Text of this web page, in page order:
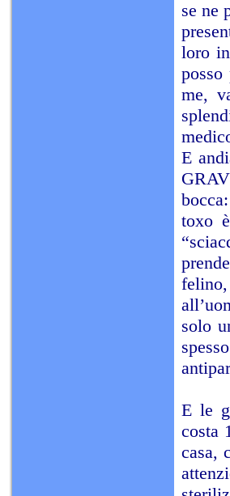
se ne
loro
me,
E
toxo
solo
E le
costa
casa,